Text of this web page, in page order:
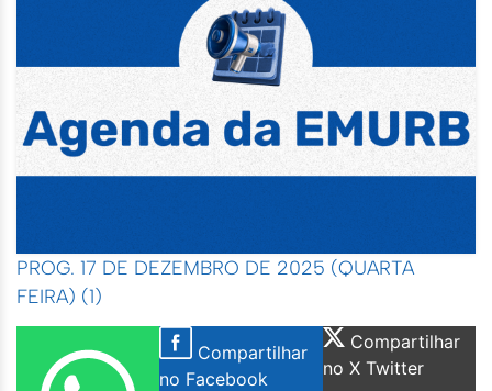
PROG. 17 DE DEZEMBRO DE 2025 (QUARTA
FEIRA) (1)
Compartilhar
no Facebook
Compartilhar
no X Twitter